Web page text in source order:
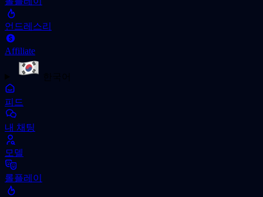
언드레스리
Affiliate
피드
내 채팅
모델
롤플레이